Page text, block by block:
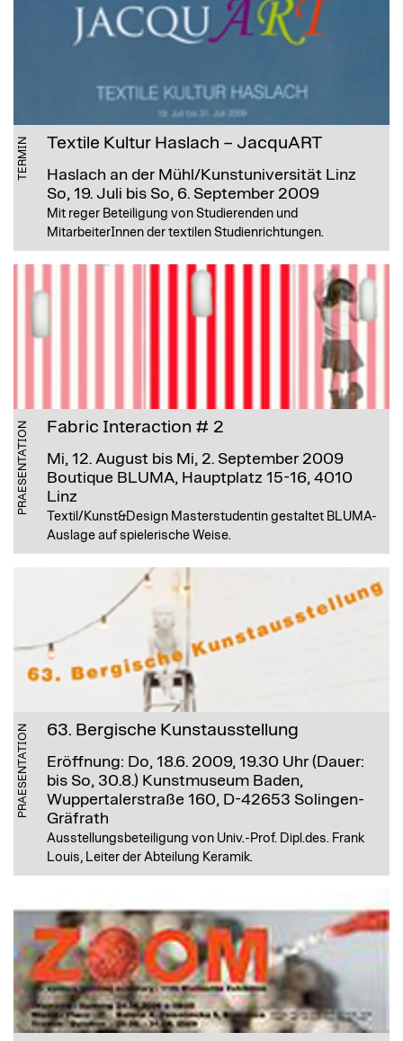
TERMIN Textile Kultur Haslach – JacquART
Haslach an der Mühl/Kunstuniversität Linz
So, 19. Juli bis So, 6. September 2009
Mit reger Beteiligung von Studierenden und
MitarbeiterInnen der textilen Studienrichtungen.
PRAESENTATION Fabric Interaction # 2
Mi, 12. August bis Mi, 2. September 2009
Boutique BLUMA, Hauptplatz 15-16, 4010
Linz
Textil/Kunst&Design Masterstudentin gestaltet BLUMA-
Auslage auf spielerische Weise.
PRAESENTATION 63. Bergische Kunstausstellung
Eröffnung: Do, 18.6. 2009, 19.30 Uhr (Dauer:
bis So, 30.8.) Kunstmuseum Baden,
Wuppertalerstraße 160, D-42653 Solingen-
Gräfrath
Ausstellungsbeteiligung von Univ.-Prof. Dipl.des. Frank
Louis, Leiter der Abteilung Keramik.